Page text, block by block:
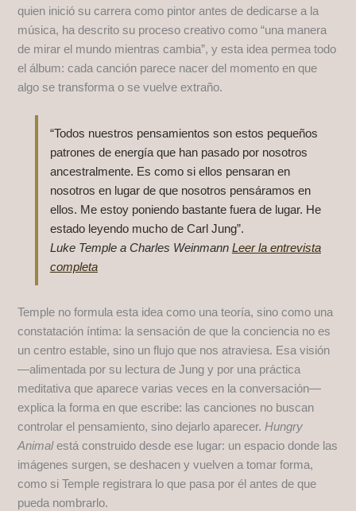
quien inició su carrera como pintor antes de dedicarse a la
música, ha descrito su proceso creativo como “una manera
de mirar el mundo mientras cambia”, y esta idea permea todo
el álbum: cada canción parece nacer del momento en que
algo se transforma o se vuelve extraño.
“Todos nuestros pensamientos son estos pequeños
patrones de energía que han pasado por nosotros
ancestralmente. Es como si ellos pensaran en
nosotros en lugar de que nosotros pensáramos en
ellos. Me estoy poniendo bastante fuera de lugar. He
estado leyendo mucho de Carl Jung”.
Luke Temple a Charles Weinmann Leer la entrevista
completa
Temple no formula esta idea como una teoría, sino como una
constatación íntima: la sensación de que la conciencia no es
un centro estable, sino un flujo que nos atraviesa. Esa visión
—alimentada por su lectura de Jung y por una práctica
meditativa que aparece varias veces en la conversación—
explica la forma en que escribe: las canciones no buscan
controlar el pensamiento, sino dejarlo aparecer.Hungry
Animalestá construido desde ese lugar: un espacio donde las
imágenes surgen, se deshacen y vuelven a tomar forma,
como si Temple registrara lo que pasa por él antes de que
pueda nombrarlo.